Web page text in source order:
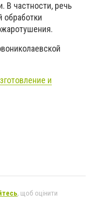
В частности, речь
обработки
и
, щоб оцінити